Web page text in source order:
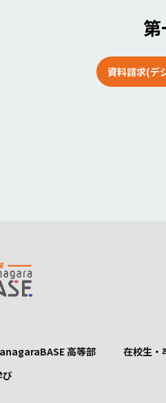
資料請求(デ
高等部
び
在校生・